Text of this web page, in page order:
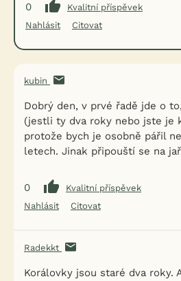
0
Kvalitní příspěvek
Nahlásit
Citovat
kubin
Dobrý den, v prvé řadě jde o
(jestli ty dva roky nebo jste je
protože bych je osobně pářil
letech. Jinak připouští se na
0
Kvalitní příspěvek
Nahlásit
Citovat
Radekkt
Korálovky jsou staré dva roky.